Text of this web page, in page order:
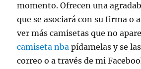
momento. Ofrecen una
que se asociará con su firma o
ver más camisetas que no
camiseta nba pídamelas y se
correo o a través de mi